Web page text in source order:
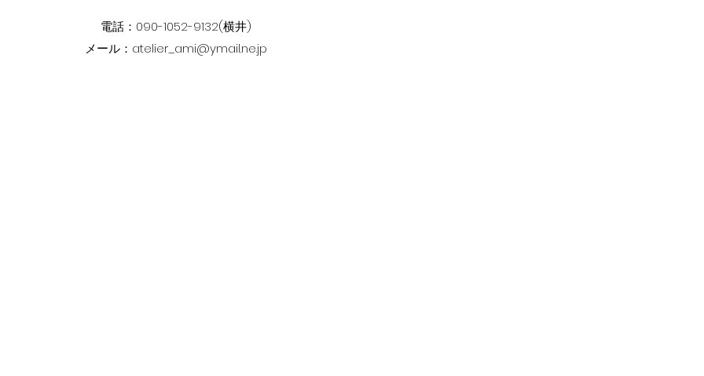
電話：090-1052-9132(横井)
​メール： atelier_ami@ymail.ne.jp